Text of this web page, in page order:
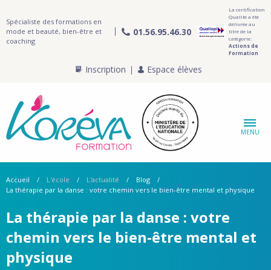
Spécialiste des formations en
mode et beauté, bien-être et
coaching
01.56.95.46.30
La certification
Qualité a été
délivrée au
titre de la
catégorie:
Actions de
Formation
Inscription Espace élèves
MENU
Accueil L'école L'actualité
Blog
La thérapie par la danse : votre chemin vers le bien-être mental et physique
La thérapie par la danse : votre
chemin vers le bien-être mental et
physique